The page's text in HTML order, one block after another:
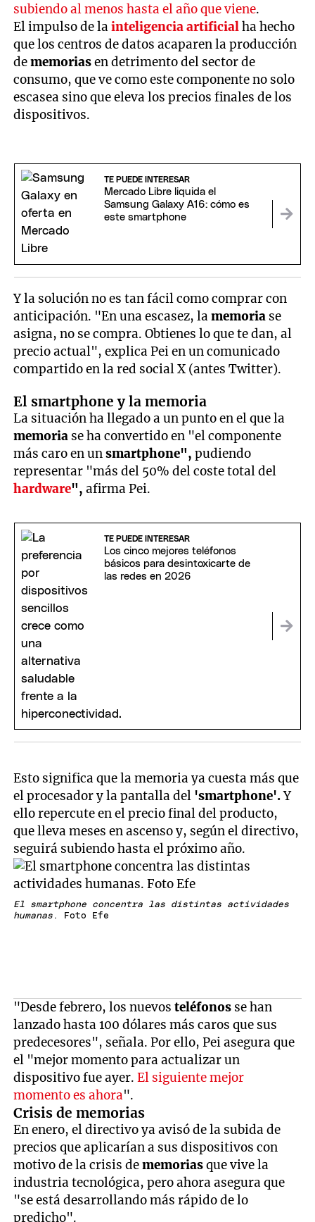
subiendo al menos hasta el año que viene.
El impulso de lainteligencia artificialha hecho
que los centros de datos acaparen la producción
dememoriasen detrimento del sector de
consumo, que ve como este componente no solo
escasea sino que eleva los precios finales de los
dispositivos.
TE PUEDE INTERESAR
Mercado Libre liquida el
Samsung Galaxy A16: cómo es
este smartphone
Y la solución no es tan fácil como comprar con
anticipación. "En una escasez, lamemoria se
asigna, no se compra. Obtienes lo que te dan, al
precio actual", explica Pei en un comunicado
compartido en la red social X (antes Twitter).
El smartphone y la memoria
La situación ha llegado a un punto en el que la
memoria se ha convertido en "el componente
más caro en unsmartphone", pudiendo
representar "más del 50% del coste total del
hardware", afirma Pei.
TE PUEDE INTERESAR
Los cinco mejores teléfonos
básicos para desintoxicarte de
las redes en 2026
Esto significa que la memoria ya cuesta más que
el procesador y la pantalla del 'smartphone'.Y
ello repercute en el precio final del producto,
que lleva meses en ascenso y, según el directivo,
seguirá subiendo hasta el próximo año.
El smartphone concentra las distintas actividades
humanas . Foto Efe
"Desde febrero, los nuevosteléfonos se han
lanzado hasta 100 dólares más caros que sus
predecesores", señala. Por ello, Pei asegura que
el "mejor momento para actualizar un
dispositivo fue ayer.El siguiente mejor
momento es ahora".
Crisis de memorias
En enero, el directivo ya avisó de la subida de
precios que aplicarían a sus dispositivos con
motivo de la crisis dememoriasque vive la
industria tecnológica, pero ahora asegura que
"se está desarrollando más rápido de lo
predicho".